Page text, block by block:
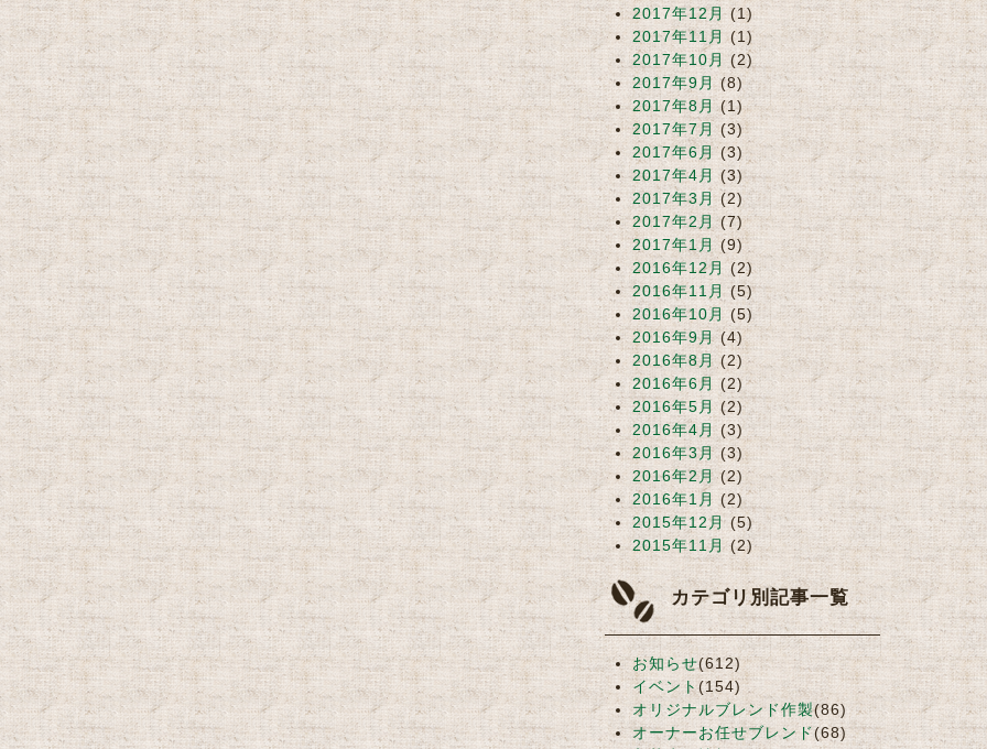
2017年12月(1)
2017年11月 (1)
2017年10月 (2)
2017年9月(8)
2017年8月 (1)
2017年7月 (3)
2017年6月 (3)
2017年4月 (3)
2017年3月(2)
2017年2月 (7)
2017年1月 (9)
2016年12月 (2)
2016年11月(5)
2016年10月 (5)
2016年9月(4)
2016年8月(2)
2016年6月 (2)
2016年5月(2)
2016年4月(3)
2016年3月(3)
2016年2月(2)
2016年1月 (2)
2015年12月(5)
2015年11月(2)
カテゴリ別記事一覧
お知らせ(612)
イベント(154)
オリジナルブレンド作製(86)
オーナーお任せブレンド(68)